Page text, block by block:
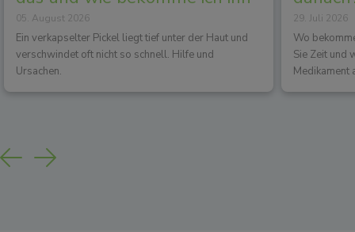
los?
05. August 2026
Ein verkapselter Pickel liegt tief unter der Haut und
verschwindet oft nicht so schnell. Hilfe und
Ursachen.
29. Juli 2026
Wo
Sie Zeit und
Medikament
Previous
Next